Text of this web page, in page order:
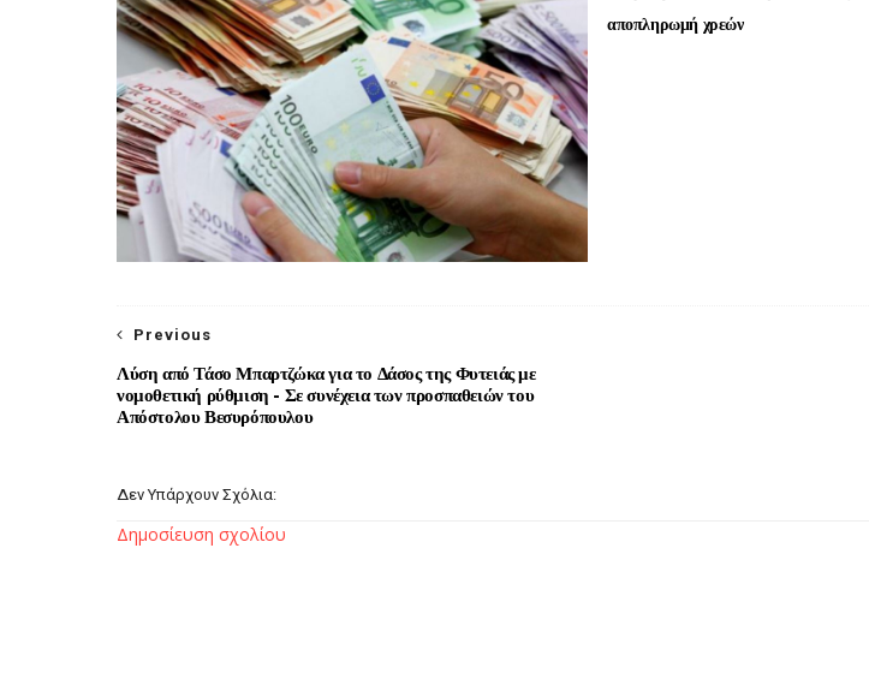
αποπληρωμή χρεών
Previous
Λύση από Τάσο Μπαρτζώκα για το Δάσος της Φυτειάς με
νομοθετική ρύθμιση - Σε συνέχεια των προσπαθειών του
Απόστολου Βεσυρόπουλου
Δεν Υπάρχουν Σχόλια:
Δημοσίευση σχολίου